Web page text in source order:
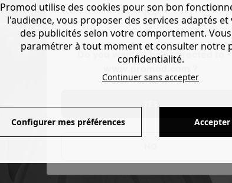
Do you want to be redirected to
Promod utilise des cookies pour son bon
l'audience, vous proposer des services adaptés
des publicités selon votre comportement.
paramétrer à tout moment et consulter notre
confidentialité.
Continuer sans accepter
Configurer mes préférences